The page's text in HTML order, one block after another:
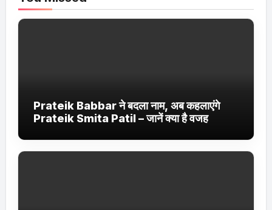
Prateik Babbar ने बदला नाम, अब कहलाएंगे
Prateik Smita Patil – जानें क्या है वजह